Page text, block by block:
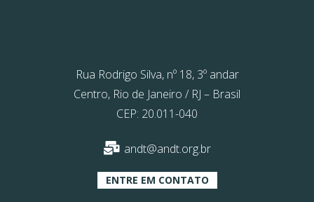
Rua Rodrigo Silva, nº 18, 3º andar
Centro, Rio de Janeiro / RJ – Brasil
CEP: 20.011-040
andt@andt.org.br
ENTRE EM CONTATO